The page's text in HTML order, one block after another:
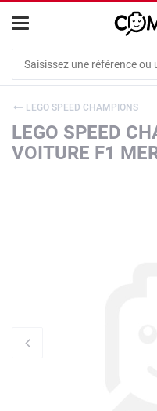
LEGO SPEED CHAMPIONS
LEGO SPEED
VOITURE F1
Cookies management panel